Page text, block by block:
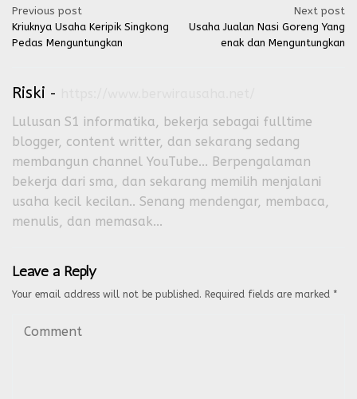
Post
navigation
Previous post
Kriuknya Usaha Keripik Singkong
Pedas Menguntungkan
Next post
Usaha Jualan Nasi Goreng Yang
enak dan Menguntungkan
Riski -
Lulusan S1 informatika, bekerja sebagai fulltime
blogger, content writter, dan sekarang sedang
membangun channel YouTube... Berpengalaman
bekerja dari sma, dan sekarang memilih menjalani
usaha kecil kecilan.. Senang mendengar, membaca,
menulis, dan memasak...
Leave a Reply
Your email address will not be published. Required fields are marked *